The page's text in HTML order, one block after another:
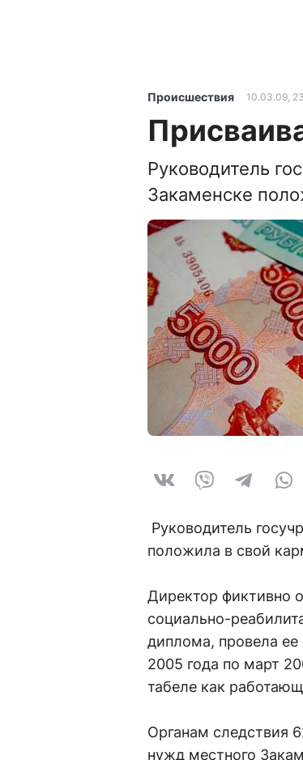
Происшествия 10.03.09,
Руководитель
Закаменске
Руководитель
положила в свой
Директор фиктивно
социально-
диплома, провела
2005 года по март
табеле как
Органам следствия
нужд местного